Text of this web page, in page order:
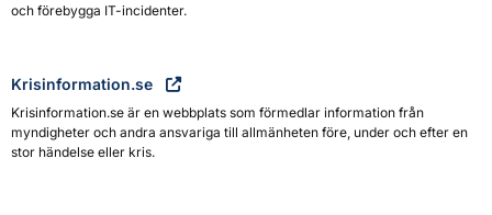
och förebygga IT-incidenter.
Krisinformation.se
Krisinformation.se är en webbplats som förmedlar information från
myndigheter och andra ansvariga till allmänheten före, under och efter en
stor händelse eller kris.